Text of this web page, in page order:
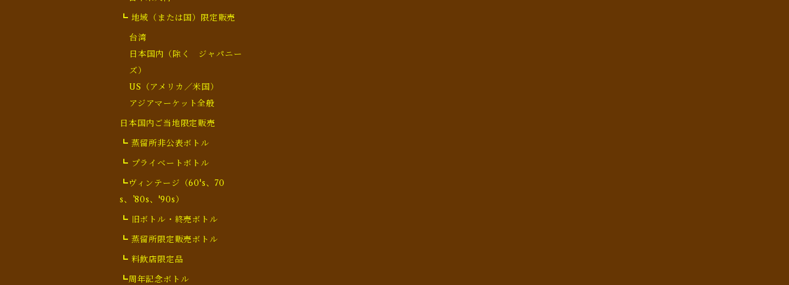
┗ 地域（または国）限定販売
台湾
日本国内（除く ジャパニー
ズ）
US（アメリカ／米国）
アジアマーケット全般
日本国内ご当地限定販売
┗ 蒸留所非公表ボトル
┗ プライベートボトル
┗ヴィンテージ（60's、70
s、’80s、'90s）
┗ 旧ボトル・終売ボトル
┗ 蒸留所限定販売ボトル
┗ 料飲店限定品
┗周年記念ボトル